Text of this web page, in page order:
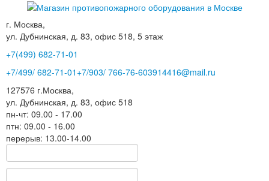
г. Москва,
ул. Дубнинская, д. 83, офис 518, 5 этаж
+7(499) 682-71-01
+7/499/ 682-71-01 +7/903/ 766-76-603914416@mail.ru
127576 г.Москва,
ул. Дубнинская, д. 83, офис 518
пн-чт: 09.00 - 17.00
птн: 09.00 - 16.00
перерыв: 13.00-14.00